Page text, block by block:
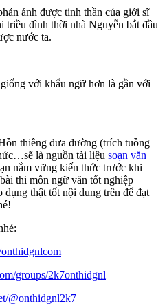
ánh được tinh thần của giới sĩ
đình thời nhà Nguyễn bắt đầu
nước ta.
với khẩu ngữ hơn là gần với
thiêng đưa đường (trích tuồng
là nguồn tài liệu soạn văn
nắm vững kiến thức trước khi
thi môn ngữ văn tốt nghiệp
thật tốt nội dung trên để đạt
groups/2k7onthidgnl
@onthidgnl2k7